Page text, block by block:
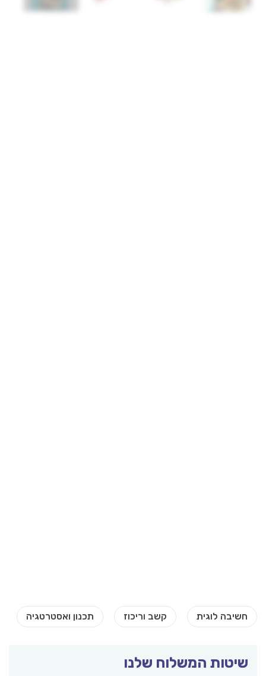
שיטות המשלוח שלנו